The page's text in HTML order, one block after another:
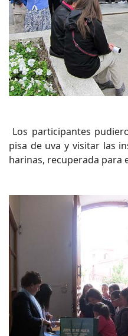
Los participantes
pisa de uva y visitar las
harinas, recuperada para